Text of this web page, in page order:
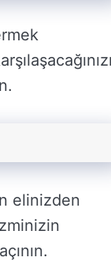
elinizden